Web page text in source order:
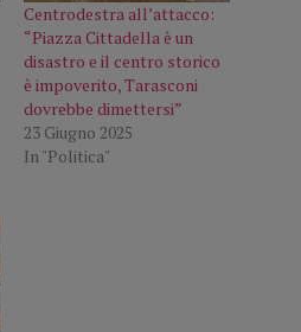
Centrodestra all’attacco:
“Piazza Cittadella è un
disastro e il centro storico
è impoverito, Tarasconi
dovrebbe dimettersi”
23 Giugno 2025
In "Politica"